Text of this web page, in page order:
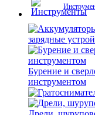
зарядные
Бурение и
инструментом